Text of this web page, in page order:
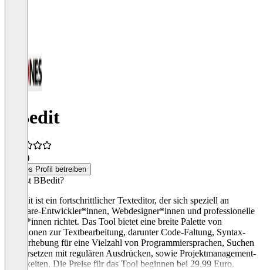
BBedit
(1)
Dieses Profil betreiben
Was ist BBedit?
BBEdit ist ein fortschrittlicher Texteditor, der sich speziell an
Software-Entwickler*innen, Webdesigner*innen und professionelle
Autor*innen richtet. Das Tool bietet eine breite Palette von
Funktionen zur Textbearbeitung, darunter Code-Faltung, Syntax-
Hervorhebung für eine Vielzahl von Programmiersprachen, Suchen
und Ersetzen mit regulären Ausdrücken, sowie Projektmanagement-
Fähigkeiten. Die Preise für das Tool beginnen bei 29,99 Euro.